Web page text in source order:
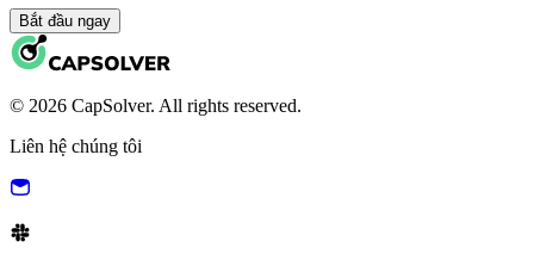
Bắt đầu ngay
© 2026 CapSolver. All rights reserved.
Liên hệ chúng tôi